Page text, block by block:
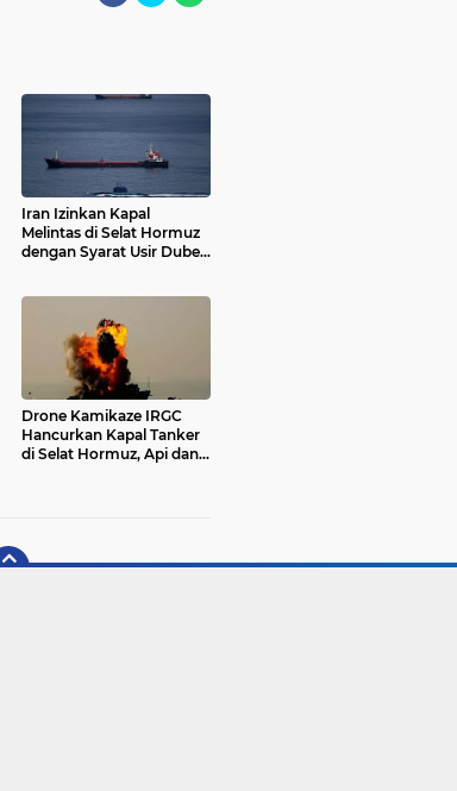
Iran Izinkan Kapal
Melintas di Selat Hormuz
dengan Syarat Usir Dubes
Drone Kamikaze IRGC
Hancurkan Kapal Tanker
di Selat Hormuz, Api dan